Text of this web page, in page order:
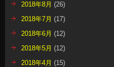
2018年8月 (26)
2018年7月 (17)
2018年6月 (12)
2018年5月 (12)
2018年4月 (15)